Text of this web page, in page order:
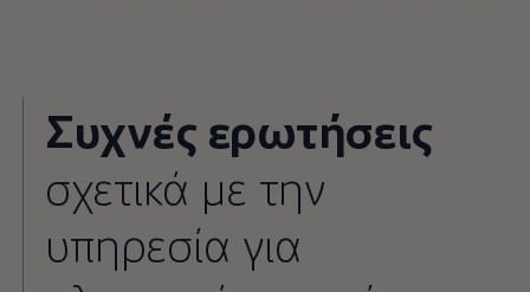
Συχνές ερωτήσεις
σχετικά με την
υπηρεσία για